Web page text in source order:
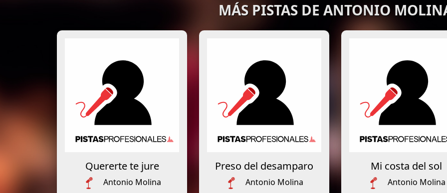
MÁS PISTAS DE ANTONIO
Quererte te jure
Antonio Molina
Preso del desamparo
Antonio Molina
Mi costa del sol
Antonio Molina